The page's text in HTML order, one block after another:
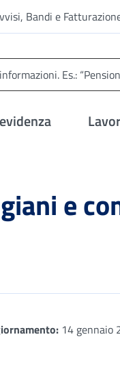
Bandi e
e
14 gennaio